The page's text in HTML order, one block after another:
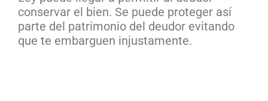
conservar el bien. Se puede proteger así
parte del patrimonio del deudor evitando
que te embarguen injustamente.